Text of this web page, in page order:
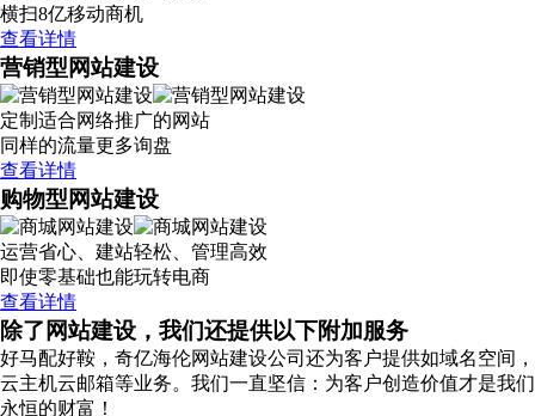
横扫8亿移动商机
查看详情
营销型网站建设
定制适合网络推广的网站
同样的流量更多询盘
查看详情
购物型网站建设
运营省心、建站轻松、管理高效
即使零基础也能玩转电商
查看详情
除了网站建设，我们还提供以下附加服务
好马配好鞍，奇亿海伦网站建设公司还为客户提供如域名空间，
云主机云邮箱等业务。我们一直坚信：为客户创造价值才是我们
永恒的财富！